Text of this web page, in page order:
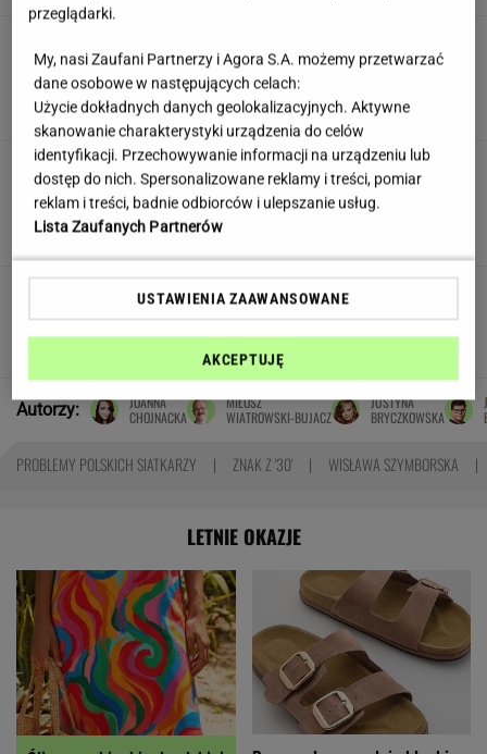
Zachodniej. Teraz takie miejsca powstają w
Polsce
MATERIAŁ PROMOCYJNY
Anastazja Kuś została mistrzynią
świata. "Kariera przez pośladki"? Mamy
komentarz
Pensje lekarzy. Specjalista
hematolog dostał podwyżkę, ale zarabia mniej
Autorzy:
JOANNA
CHOJNACKA
MIŁOSZ
WIATROWSKI-BUJACZ
JUSTYNA
BRYCZKOWSKA
PROBLEMY POLSKICH SIATKARZY ZNAK Z '30' WISŁAWA SZYMBORSKA
LETNIE OKAZJE
przeglądarki.
My, nasi Zaufani Partnerzy i Agora S.A. możemy przetwarzać
dane osobowe w następujących celach:
Użycie dokładnych danych geolokalizacyjnych. Aktywne
skanowanie charakterystyki urządzenia do celów
identyfikacji. Przechowywanie informacji na urządzeniu lub
dostęp do nich. Spersonalizowane reklamy i treści, pomiar
reklam i treści, badnie odbiorców i ulepszanie usług.
Lista Zaufanych Partnerów
USTAWIENIA ZAAWANSOWANE
AKCEPTUJĘ